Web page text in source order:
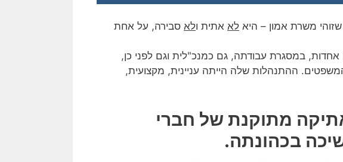
לא אתית ולא סבירה, על אחת
במסגרת עבודתה, גם כמנכ"לית וגם לפני כן,
ההתנהלות שלה הייתה עניינית, מקצועית,
מתוקנת של חברי
בכהונתה.